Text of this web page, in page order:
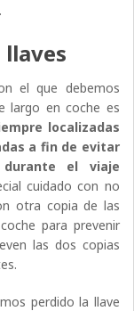
llaves
el que debemos
largo en coche es
localizadas
a fin de evitar
el viaje
cuidado con no
otra copia de las
para prevenir
las dos copias
perdido la llave